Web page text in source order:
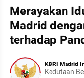
Merayakan
Madrid
terhadap
KBRI Madrid
Kedutaan